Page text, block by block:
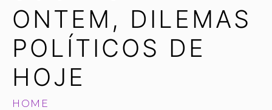
ONTEM, DILEMAS
POLÍTICOS DE
HOJE
HOME